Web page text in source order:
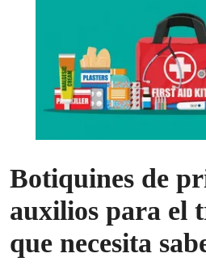
Botiquines de
auxilios para el
que necesita